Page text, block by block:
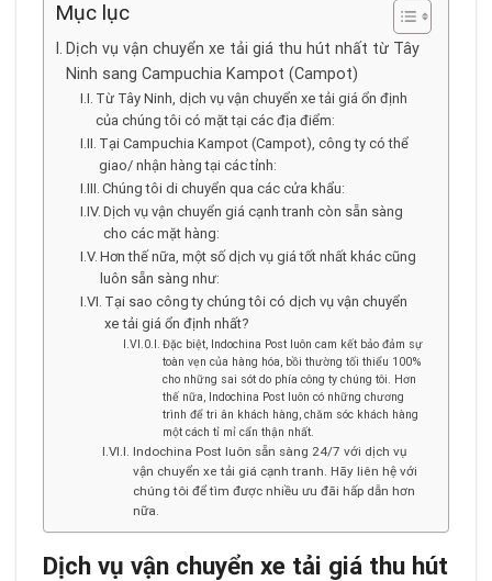
Mục lục
Dịch vụ vận chuyển xe tải giá thu hút nhất từ Tây
Ninh sang Campuchia Kampot (Campot)
Từ Tây Ninh, dịch vụ vận chuyển xe tải giá ổn định
của chúng tôi có mặt tại các địa điểm:
Tại Campuchia Kampot (Campot), công ty có thể
giao/ nhận hàng tại các tỉnh:
Chúng tôi di chuyển qua các cửa khẩu:
Dịch vụ vận chuyển giá cạnh tranh còn sẵn sàng
cho các mặt hàng:
Hơn thế nữa, một số dịch vụ giá tốt nhất khác cũng
luôn sẵn sàng như:
Tại sao công ty chúng tôi có dịch vụ vận chuyển
xe tải giá ổn định nhất?
Đặc biệt, Indochina Post luôn cam kết bảo đảm sự
toàn vẹn của hàng hóa, bồi thường tối thiểu 100%
cho những sai sót do phía công ty chúng tôi. Hơn
thế nữa, Indochina Post luôn có những chương
trình để tri ân khách hàng, chăm sóc khách hàng
một cách tỉ mỉ cẩn thận nhất.
Indochina Post luôn sẵn sàng 24/7 với dịch vụ
vận chuyển xe tải giá cạnh tranh. Hãy liên hệ với
chúng tôi để tìm được nhiều ưu đãi hấp dẫn hơn
nữa.
Dịch vụ vận chuyển xe tải giá thu hút